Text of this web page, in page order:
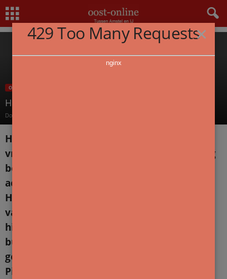
Home Huis De Pinto en de strijd om de Nieuwmarkbuurt
OVERZICHT
Huis De Pinto en de strijd om de Nieuwmarkbuurt
Door
Huis De Pinto viert in het weekend van
vrijdag tot en met 28 september het 50-jarig
bestaan.
activiteiten worden georganiseerd heet het
Huis De Pinto, al spreekt de volksmond nog
van Pintohuis, begrijpelijk. Hans van Lent,
historicus, Pinto-vrijwilliger en
buurtbewoner, houdt al heel lang de
geschiedenis van het pand en de familie De
Pinto bij. Hier zijn tweede en laatste verhaal
×
429 Too Many Requests
nginx